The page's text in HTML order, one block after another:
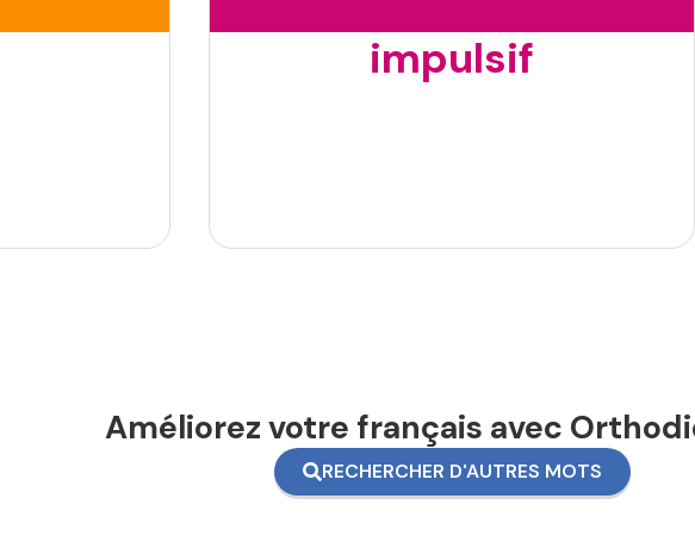
impulsif
Améliorez votre français avec
RECHERCHER D'AUTRES MOTS